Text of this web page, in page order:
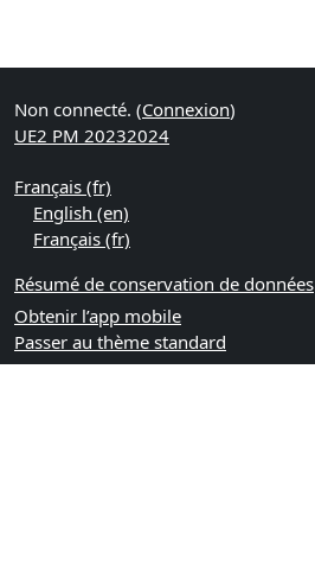
Non connecté. (Connexion)
UE2 PM 20232024
Français ‎(fr)‎
English ‎(en)‎
Français ‎(fr)‎
Résumé de conservation de données
Obtenir l’app mobile
Passer au thème standard